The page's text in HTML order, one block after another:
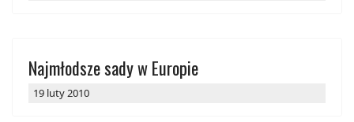
Najmłodsze sady w Europie
19 luty 2010